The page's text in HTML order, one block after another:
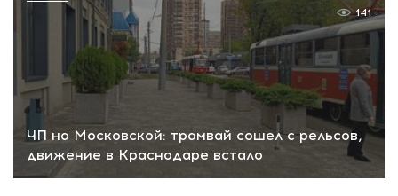
ЧП на Московской: трамвай сошел с рельсов,
движение в Краснодаре встало
141